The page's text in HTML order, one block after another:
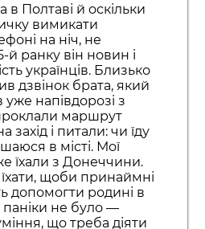
в Полтаві й оскільки
вимикати
на ніч, не
й ранку він новин і
українців. Близько
дзвінок брата, який
напівдорозі з
маршрут
захід і питали: чи їду
в місті. Мої
їхали з Донеччини.
щоби принаймні
допомогти родині в
паніки не було —
що треба діяти